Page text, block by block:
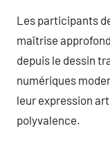
Les participants
maîtrise
depuis le dessin
numériques
leur expression
polyvalence.